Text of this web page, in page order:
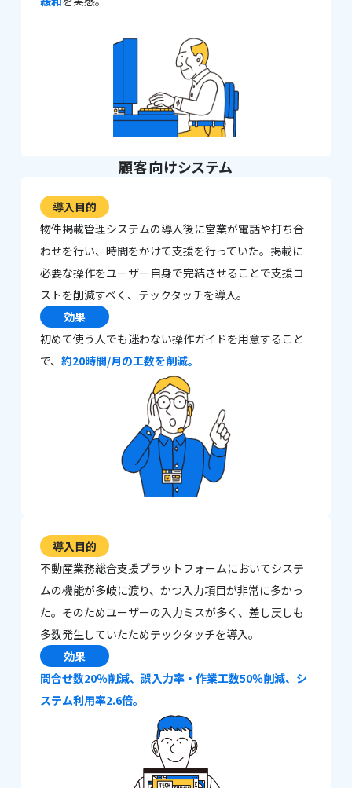
顧客向けシステム
導入目的
物件掲載管理システムの導入後に営業が電話や打ち合
わせを行い、時間をかけて支援を行っていた。掲載に
必要な操作をユーザー自身で完結させることで支援コ
ストを削減すべく、テックタッチを導入。
効果
初めて使う人でも迷わない操作ガイドを用意すること
で、 約20時間/月の工数を削減。
導入目的
不動産業務総合支援プラットフォームにおいてシステ
ムの機能が多岐に渡り、かつ入力項目が非常に多かっ
た。そのためユーザーの入力ミスが多く、差し戻しも
多数発生していたためテックタッチを導入。
効果
問合せ数20％削減、誤入力率・作業工数50％削減、シ
ステム利用率2.6倍。